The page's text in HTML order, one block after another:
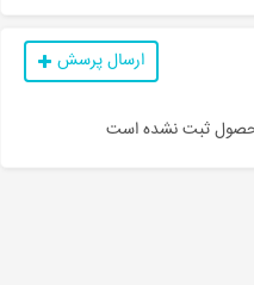
ارسال پرسش
ثبت نشده است